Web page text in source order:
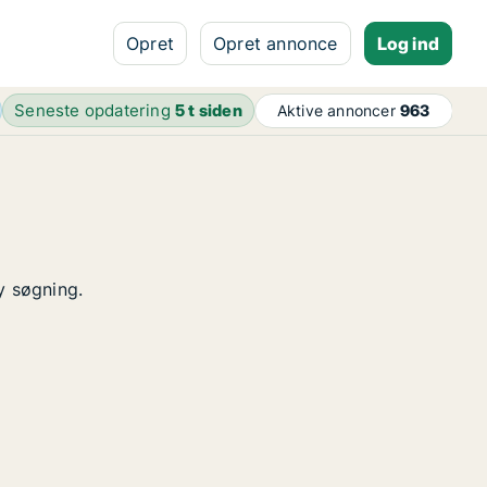
Opret Opret annonce Log ind
Seneste opdatering5 t siden Aktive annoncer963
søgning.